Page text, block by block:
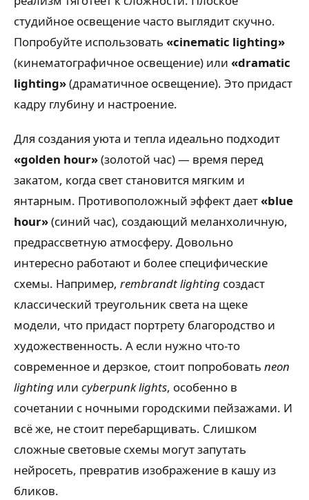
студийное освещение часто выглядит скучно.
Попробуйте использовать «cinematic lighting»
(кинематографичное освещение) или «dramatic
lighting»(драматичное освещение). Это придаст
кадру глубину и настроение.
Для создания уюта и тепла идеально подходит
«golden hour»(золотой час) — время перед
закатом, когда свет становится мягким и
янтарным. Противоположный эффект дает«blue
hour»(синий час), создающий меланхоличную,
предрассветную атмосферу. Довольно
интересно работают и более специфические
схемы. Например, rembrandt lighting создаст
классический треугольник света на щеке
модели, что придаст портрету благородство и
художественность. А если нужно что-то
современное и дерзкое, стоит попробовать neon
lighting или cyberpunk lights, особенно в
сочетании с ночными городскими пейзажами. И
всё же, не стоит перебарщивать. Слишком
сложные световые схемы могут запутать
нейросеть, превратив изображение в кашу из
бликов.